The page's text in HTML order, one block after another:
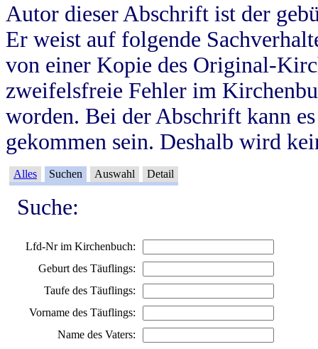
Autor dieser Abschrift ist der
Er weist auf folgende
von einer Kopie des Original-
zweifelsfreie Fehler im
worden. Bei der Abschrift kann
gekommen sein. Deshalb wird
Alles Suchen Auswahl Detail
Suche:
Lfd-Nr im Kirchenbuch:
Geburt des Täuflings:
Taufe des Täuflings:
Vorname des Täuflings:
Name des Vaters: